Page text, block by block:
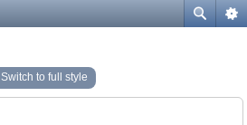
Switch to full style